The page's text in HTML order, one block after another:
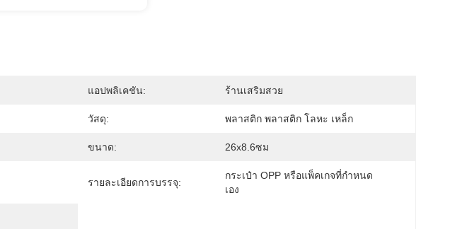
แอปพลิเคชัน: ร้านเสริมสวย
วัสดุ: พลาสติก พลาสติก โลหะ เหล็ก
ขนาด: 26x8.6ซม
รายละเอียดการบรรจุ:
กระเป๋า OPP หรือแพ็คเกจที่กำหนด
เอง